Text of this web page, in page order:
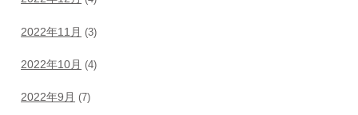
2022年11月 (3)
2022年10月 (4)
2022年9月 (7)